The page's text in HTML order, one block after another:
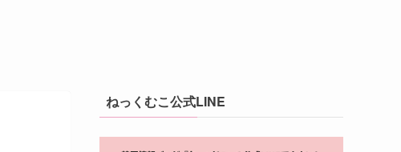
ねっくむこ公式LINE